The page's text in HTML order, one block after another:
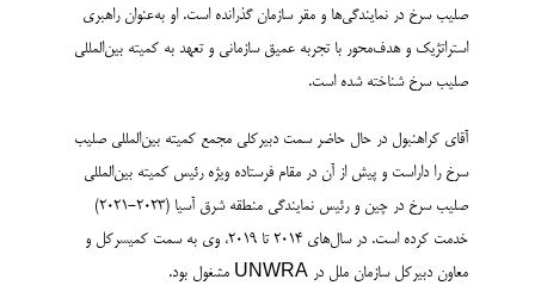
صلیب سرخ در نمایندگی‌­ها و مقر سازمان گذرانده است. او به‌­عنوان راهبری
استراتژیک و هدف­‌محور با تجربه عمیق سازمانی و تعهد به کمیته بین‌­المللی
صلیب سرخ شناخته شده است.
آقای کراهنبول در حال حاضر سمت دبیرکلی مجمع کمیته بین‌­المللی صلیب
سرخ را داراست و پیش از آن در مقام فرستاده ویژه رئیس کمیته بین‌­المللی
صلیب سرخ در چین و رئیس نمایندگی منطقه شرق آسیا (2023-2021)
خدمت کرده است. در سال‌های 2014 تا 2019، وی به سمت کمیسرکل و
معاون دبیرکل سازمان ملل در UNWRA مشغول بود.